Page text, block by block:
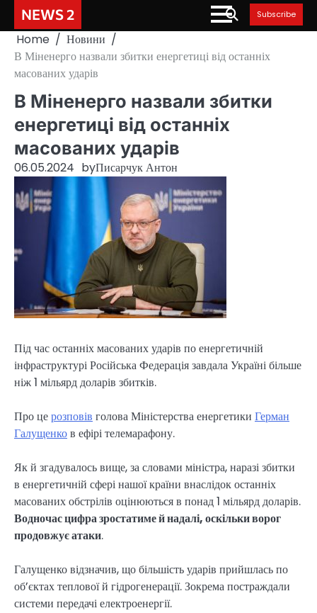
content
NEWS 2 Subscribe
Home
Новини
В Міненерго назвали збитки енергетиці від останніх
масованих ударів
В Міненерго назвали збитки
енергетиці від останніх
масованих ударів
06.05.2024 byПисарчук Антон
Під час останніх масованих ударів по енергетичній
інфраструктурі Російська Федерація завдала Україні більше
ніж 1 мільярд доларів збитків.
Про церозповів голова Міністерства енергетики Герман
Галущенков ефірі телемарафону.
Як й згадувалось вище, за словами міністра, наразі збитки
в енергетичній сфері нашої країни внаслідок останніх
масованих обстрілів оцінюються в понад 1 мільярд доларів.
Водночас цифра зростатиме й надалі, оскільки ворог
продовжує атаки.
Галущенко відзначив, що більшість ударів прийшлась по
об’єктах теплової й гідрогенерації. Зокрема постраждали
системи передачі електроенергії.